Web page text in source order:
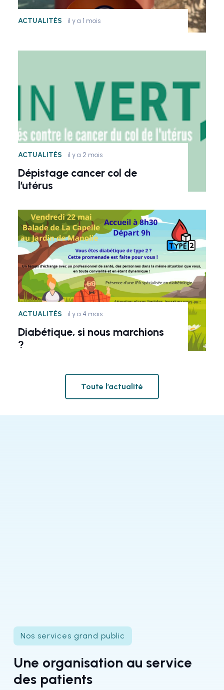
ACTUALITÉS il y a 1 mois
ACTUALITÉS il y a 2 mois
Dépistage cancer col de
l’utérus
ACTUALITÉS il y a 4 mois
Diabétique, si nous marchions
?
Toute l’actualité
Nos services grand public
Une organisation au service
des patients